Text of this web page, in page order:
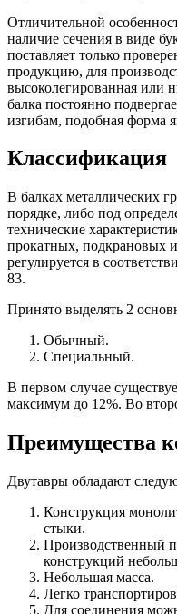
Отличительной
наличие сечения в виде
поставляет только
продукцию, для
высоколегированная или
балка постоянно
изгибам, подобная форма
Классификация
В балках металлических
порядке, либо под
технические
прокатных, подкрановых
регулируется в
83.
Принято выделять 2
Обычный.
Специальный.
В первом случае
максимум до 12%. Во
Преимущества
Двутавры обладают
Конструкция
стыки.
Производственный
конструкций
Небольшая масса.
Легко
Для соединения